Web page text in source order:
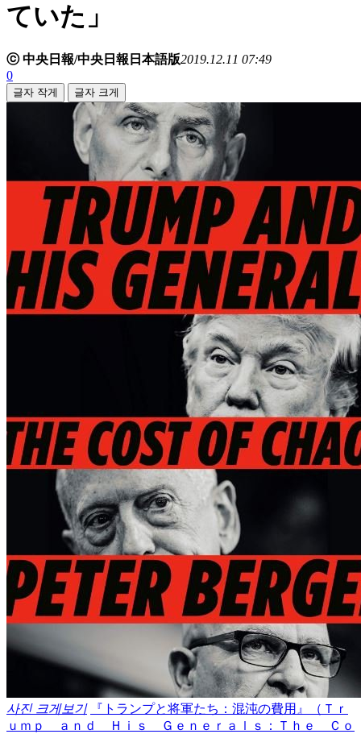
ていた」
ⓒ 中央日報/中央日報日本語版2019.12.11 07:49
0
글자 작게 글자 크게
사진 크게보기
『トランプと将軍たち：混沌の費用』（Ｔｒ
ｕｍｐ ａｎｄ Ｈｉｓ Ｇｅｎｅｒａｌｓ：Ｔｈｅ Ｃｏ